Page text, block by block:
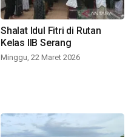
Shalat Idul Fitri di Rutan
Kelas IIB Serang
Minggu, 22 Maret 2026